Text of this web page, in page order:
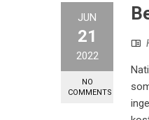
JUN
21
2022
NO
COMMENTS